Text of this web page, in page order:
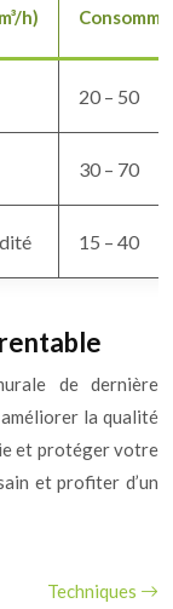
h)
20 – 50
30 – 70
15 – 40
de dernière
la qualité
et protéger votre
et profiter d’un
Techniques